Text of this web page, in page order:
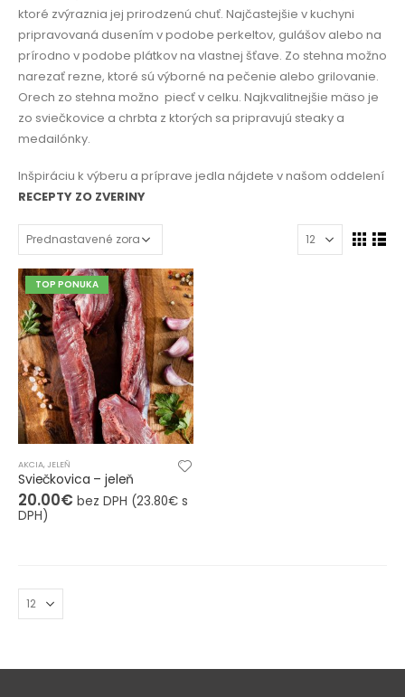
ktoré zvýraznia jej prirodzenú chuť. Najčastejšie v kuchyni
pripravovaná dusením v podobe perkeltov, gulášov alebo na
prírodno v podobe plátkov na vlastnej šťave. Zo stehna možno
narezať rezne, ktoré sú výborné na pečenie alebo grilovanie.
Orech zo stehna možno piecť v celku. Najkvalitnejšie mäso je
zo sviečkovice a chrbta z ktorých sa pripravujú steaky a
medailónky.
Inšpiráciu k výberu a príprave jedla nájdete v našom oddelení
RECEPTY ZO ZVERINY
TOP PONUKA
AKCIA,JELEŇ
Sviečkovica – jeleň
20.00€ bez DPH (23.80€ s
DPH)